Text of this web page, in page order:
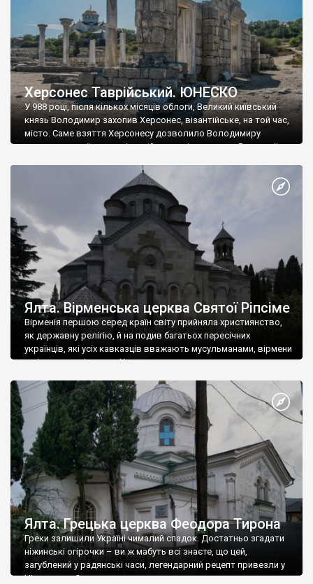
Херсонес Таврійський. ЮНЕСКО
У 988 році, після кількох місяців облоги, Великий київський
князь Володимир захопив Херсонес, візантійське, на той час,
місто. Саме взяття Херсонесу дозволило Володимиру
диктувати свої умови візантійському імператору Василю ІІ, та
Херсонесі Володимир-язичник, став Василем-християнином.
А потім було Хрещення Русі. На честь Херсонесу Таврійського
Ялта. Вірменська церква Святої Ріпсіме
Вірменія першою серед країн світу прийняла християнство,
як державну релігію, й на подив багатьох пересічних
українців, які усіх кавказців вважають мусульманами, вірмени
є відданими вірянами Христа
Ялта. Грецька церква Феодора Тирона
Греки залишили Україні чималий спадок. Достатньо згадати
ніжинські огірочки – ви ж мабуть всі знаєте, що цей,
загублений у радянські часи, легендарний рецепт привезли у
Ніжин греки?